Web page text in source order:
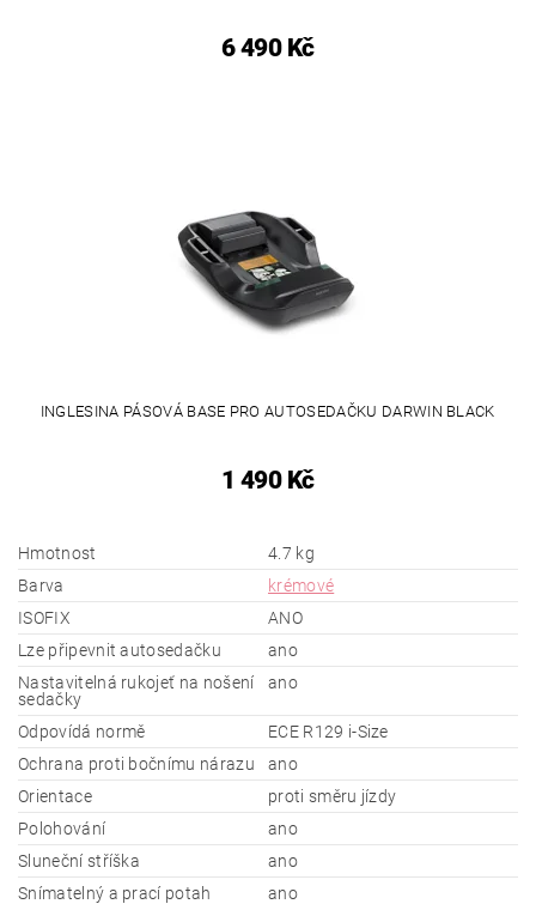
6 490 Kč
INGLESINA PÁSOVÁ BASE PRO AUTOSEDAČKU DARWIN BLACK
1 490 Kč
Hmotnost
4.7 kg
Barva
krémové
ISOFIX
ANO
Lze připevnit autosedačku
ano
Nastavitelná rukojeť na nošení
sedačky
ano
Odpovídá normě
ECE R129 i-Size
Ochrana proti bočnímu nárazu
ano
Orientace
proti směru jízdy
Polohování
ano
Sluneční stříška
ano
Snímatelný a prací potah
ano